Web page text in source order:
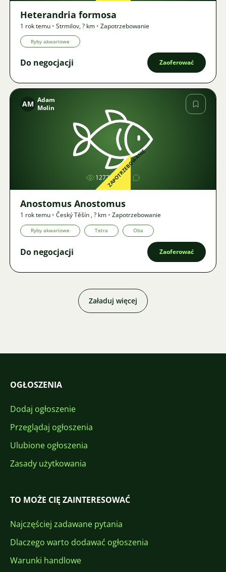
Heterandria formosa
1 rok temu • Strmilov,? km • Zapotrzebowanie
Ryby akwariowe
Do negocjacji Zaoferować
Zdjęcie
AM Adam
Molin
1277ZAPOTRZEBOWANIE
Anostomus Anostomus
1 rok temu • Český Těšín ,? km • Zapotrzebowanie
Ryby akwariowe Tetra Oba
Do negocjacji Zaoferować
Załaduj więcej
OGŁOSZENIA
Dodaj ogłoszenie
Przeglądaj ogłoszenia
Ulubione ogłoszenia
Zasady użytkowania
TO MOŻE CIĘ ZAINTERESOWAĆ
Najczęściej zadawane pytania
Dlaczego warto dodawać ogłoszenia
Warunki handlowe